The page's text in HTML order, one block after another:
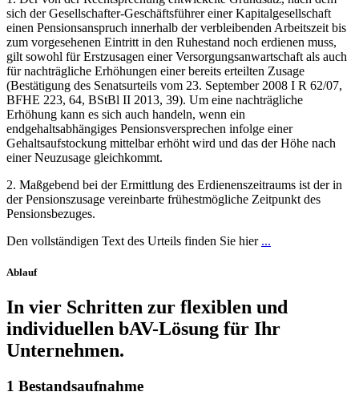
sich der Gesellschafter-Geschäftsführer einer Kapitalgesellschaft
einen Pensionsanspruch innerhalb der verbleibenden Arbeitszeit bis
zum vorgesehenen Eintritt in den Ruhestand noch erdienen muss,
gilt sowohl für Erstzusagen einer Versorgungsanwartschaft als auch
für nachträgliche Erhöhungen einer bereits erteilten Zusage
(Bestätigung des Senatsurteils vom 23. September 2008 I R 62/07,
BFHE 223, 64, BStBl II 2013, 39). Um eine nachträgliche
Erhöhung kann es sich auch handeln, wenn ein
endgehaltsabhängiges Pensionsversprechen infolge einer
Gehaltsaufstockung mittelbar erhöht wird und das der Höhe nach
einer Neuzusage gleichkommt.
2. Maßgebend bei der Ermittlung des Erdienenszeitraums ist der in
der Pensionszusage vereinbarte frühestmögliche Zeitpunkt des
Pensionsbezuges.
Den vollständigen Text des Urteils finden Sie hier ...
Ablauf
In vier Schritten zur flexiblen und
individuellen bAV-Lösung für Ihr
Unternehmen.
1 Bestandsaufnahme